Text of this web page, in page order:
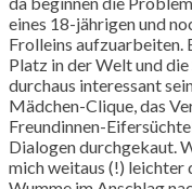
eines 18-jährigen und
Frolleins aufzuarbeiten.
Platz in der Welt und
durchaus interessant
Mädchen-Clique, das
Freundinnen-
Dialogen durchgekaut.
mich weitaus (!) leichter